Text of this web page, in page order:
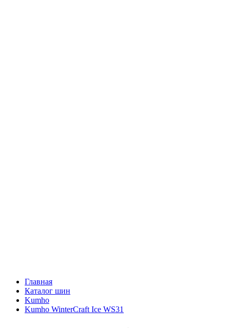
Главная
Каталог шин
Kumho
Kumho WinterCraft Ice WS31